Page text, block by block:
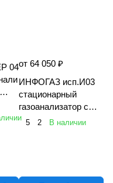
04от 64 050 ₽
ИНФОГАЗ исп.И03
стационарный
газоанализатор с
датчиком
5 2 В наличии